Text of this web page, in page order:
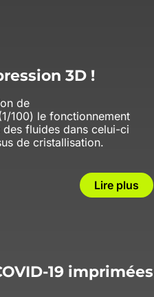
3D !
de
100) le fonctionnement
des fluides dans celui-ci
de cristallisation.
Lire plus
19 imprimées